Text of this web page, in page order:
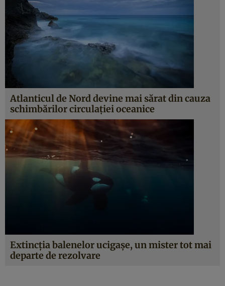
Atlanticul de Nord devine mai sărat din cauza
schimbărilor circulației oceanice
Extincția balenelor ucigașe, un mister tot mai
departe de rezolvare